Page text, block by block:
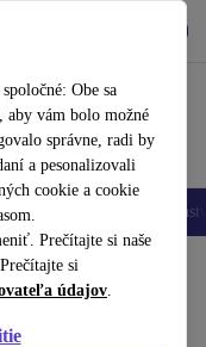
Obe sa
aby vám bolo možné
správne, radi by
a pesonalizovali
cookie a cookie
Prečítajte si naše
si
údajov.
hodinky